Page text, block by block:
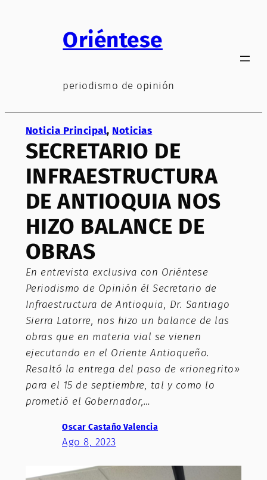
Oriéntese
periodismo de opinión
Noticia Principal, Noticias
SECRETARIO DE
INFRAESTRUCTURA
DE ANTIOQUIA NOS
HIZO BALANCE DE
OBRAS
En entrevista exclusiva con Oriéntese
Periodismo de Opinión él Secretario de
Infraestructura de Antioquia, Dr. Santiago
Sierra Latorre, nos hizo un balance de las
obras que en materia vial se vienen
ejecutando en el Oriente Antioqueño.
Resaltó la entrega del paso de «rionegrito»
para el 15 de septiembre, tal y como lo
prometió el Gobernador,…
Oscar Castaño Valencia
Ago 8, 2023